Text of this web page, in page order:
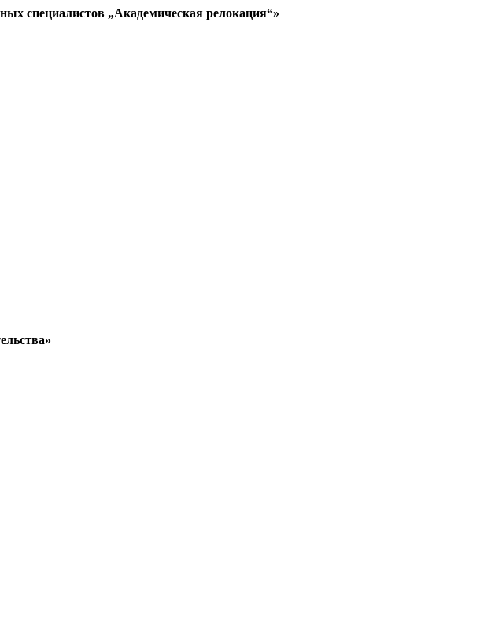
специалистов „Академическая релокация“»